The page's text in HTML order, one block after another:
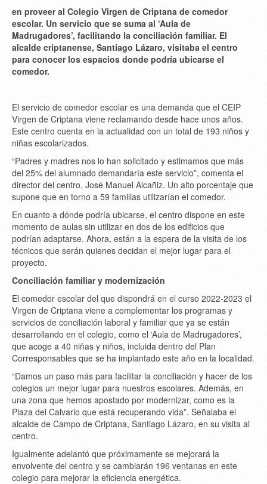
en proveer al Colegio Virgen de Criptana de comedor
escolar. Un servicio que se suma al ‘Aula de
Madrugadores’, facilitando la conciliación familiar. El
alcalde criptanense, Santiago Lázaro, visitaba el centro
para conocer los espacios donde podría ubicarse el
comedor.
El servicio de comedor escolar es una demanda que el CEIP
Virgen de Criptana viene reclamando desde hace unos años.
Este centro cuenta en la actualidad con un total de 193 niños y
niñas escolarizados.
“Padres y madres nos lo han solicitado y estimamos que más
del 25% del alumnado demandaría este servicio”, comenta el
director del centro, José Manuel Alcañiz. Un alto porcentaje que
supone que en torno a 59 familias utilizarían el comedor.
En cuanto a dónde podría ubicarse, el centro dispone en este
momento de aulas sin utilizar en dos de los edificios que
podrían adaptarse. Ahora, están a la espera de la visita de los
técnicos que serán quienes decidan el mejor lugar para el
proyecto.
Conciliación familiar y modernización
El comedor escolar del que dispondrá en el curso 2022-2023 el
Virgen de Criptana viene a complementar los programas y
servicios de conciliación laboral y familiar que ya se están
desarrollando en el colegio, como el ‘Aula de Madrugadores’,
que acoge a 40 niñas y niños, incluida dentro del Plan
Corresponsables que se ha implantado este año en la localidad.
“Damos un paso más para facilitar la conciliación y hacer de los
colegios un mejor lugar para nuestros escolares. Además, en
una zona que hemos apostado por modernizar, como es la
Plaza del Calvario que está recuperando vida”. Señalaba el
alcalde de Campo de Criptana, Santiago Lázaro, en su visita al
centro.
Igualmente adelantó que próximamente se mejorará la
envolvente del centro y se cambiarán 196 ventanas en este
colegio para mejorar la eficiencia energética.